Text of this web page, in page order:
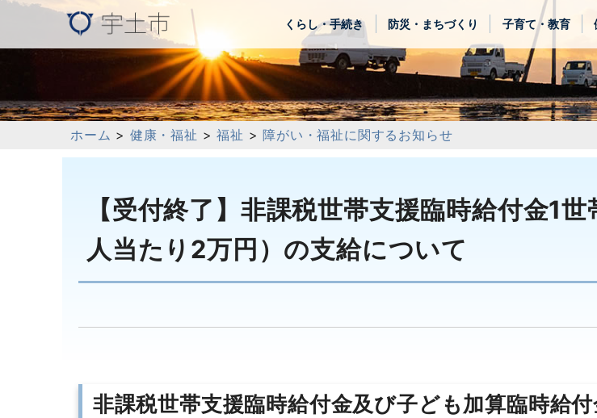
くらし・手続き 防災・まちづくり 子育て・教育
ホーム > 健康・福祉 >福祉 > 障がい・福祉に関するお知らせ
【受付終了】非課税世帯支援臨時給付金1
人当たり2万円）の支給について
非課税世帯支援臨時給付金及び子ども加算臨時給